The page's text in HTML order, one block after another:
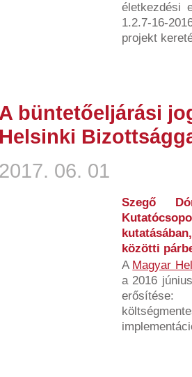
életkezdési
1.2.7-16-
projekt
A büntetőeljárási
Helsinki
2017. 06. 01
Szegő
közötti
A Magyar
a 2016